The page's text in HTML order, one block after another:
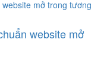
website mở